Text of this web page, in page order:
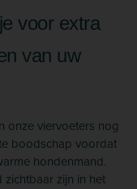
voor extra
van uw
onze viervoeters nog
boodschap voordat
hondenmand.
zijn in het